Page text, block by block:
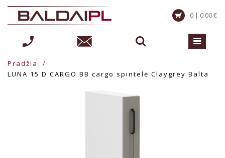
0 | 0.00 €
Pradžia
LUNA 15 D CARGO BB cargo spintelė Claygrey Balta